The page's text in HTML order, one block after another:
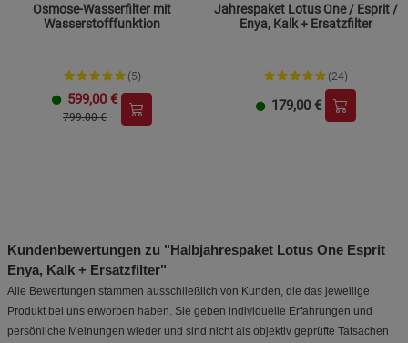
Osmose-Wasserfilter mit
Wasserstofffunktion
(5)
599,00 €
799.00 €
Jahrespaket Lotus One / Esprit /
Enya, Kalk + Ersatzfilter
(24)
179,00 €
Kundenbewertungen zu "Halbjahrespaket Lotus One Esprit
Enya, Kalk + Ersatzfilter"
Alle Bewertungen stammen ausschließlich von Kunden, die das jeweilige
Produkt bei uns erworben haben. Sie geben individuelle Erfahrungen und
persönliche Meinungen wieder und sind nicht als objektiv geprüfte Tatsachen